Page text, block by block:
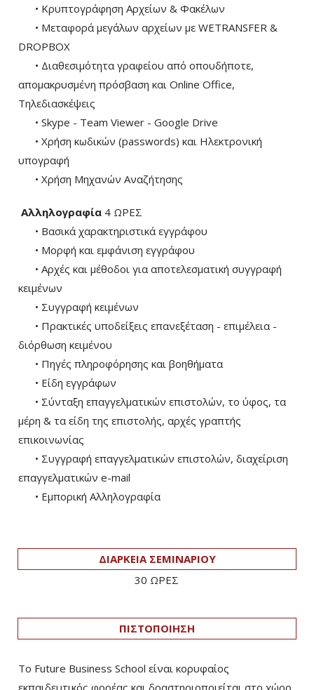
• Κρυπτογράφηση Αρχείων & Φακέλων
• Μεταφορά μεγάλων αρχείων με WETRANSFER &
DROPBOX
• Διαθεσιμότητα γραφείου από οπουδήποτε,
απομακρυσμένη πρόσβαση και Online Office,
Τηλεδιασκέψεις
• Skype - Team Viewer - Google Drive
• Χρήση κωδικών (passwords) και Ηλεκτρονική
υπογραφή
• Χρήση Μηχανών Αναζήτησης
Αλληλογραφία 4 ΩΡΕΣ
• Βασικά χαρακτηριστικά εγγράφου
• Μορφή και εμφάνιση εγγράφου
• Αρχές και μέθοδοι για αποτελεσματική συγγραφή
κειμένων
• Συγγραφή κειμένων
• Πρακτικές υποδείξεις επανεξέταση - επιμέλεια -
διόρθωση κειμένου
• Πηγές πληροφόρησης και βοηθήματα
• Είδη εγγράφων
• Σύνταξη επαγγελματικών επιστολών, το ύφος, τα
μέρη & τα είδη της επιστολής, αρχές γραπτής
επικοινωνίας
• Συγγραφή επαγγελματικών επιστολών, διαχείριση
επαγγελματικών e-mail
• Εμπορική Αλληλογραφία
ΔΙΑΡΚΕΙΑ ΣΕΜΙΝΑΡΙΟΥ
30 ΩΡΕΣ
ΠΙΣΤΟΠΟΙΗΣΗ
Το Future Business School είναι κορυφαίος
εκπαιδευτικός φορέας και δραστηριοποιείται στο χώρο